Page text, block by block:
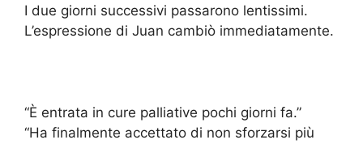
I due giorni successivi passarono lentissimi.
L’espressione di Juan cambiò immediatamente.
“È entrata in cure palliative pochi giorni fa.”
“Ha finalmente accettato di non sforzarsi più